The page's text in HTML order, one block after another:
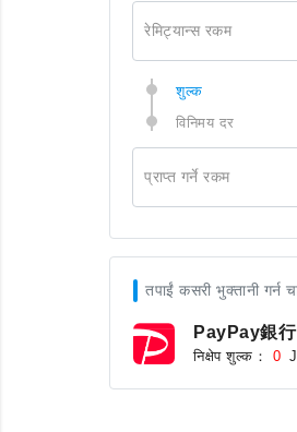
रेमिट्यान्स रकम
शुल्क
विनिमय दर
प्राप्त गर्ने रकम
तपाईं कसरी भुक्तानी गर्न
PayPay銀行
निक्षेप शुल्क： 0